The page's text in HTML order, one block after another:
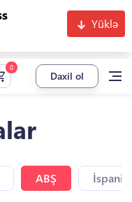
Yüklə
Daxil ol
ABŞ